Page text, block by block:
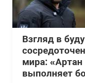
Взгляд в
мира: «Артан
выполняет